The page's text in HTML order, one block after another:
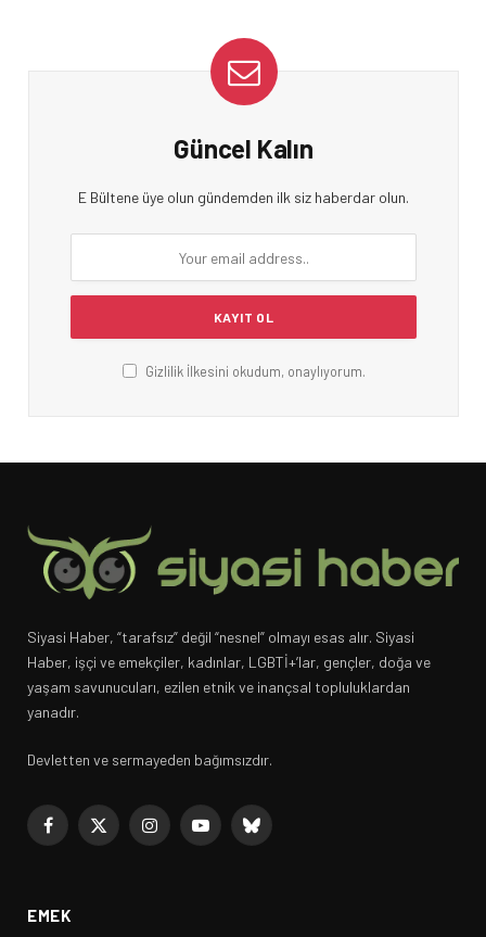
Güncel Kalın
E Bültene üye olun gündemden ilk siz haberdar olun.
Gizlilik İlkesini okudum, onaylıyorum.
Siyasi Haber, “tarafsız” değil “nesnel” olmayı esas alır. Siyasi
Haber, işçi ve emekçiler, kadınlar, LGBTİ+’lar, gençler, doğa ve
yaşam savunucuları, ezilen etnik ve inançsal topluluklardan
yanadır.
Devletten ve sermayeden bağımsızdır.
Facebook
X
InstagramYouTubeBluesky
EMEK